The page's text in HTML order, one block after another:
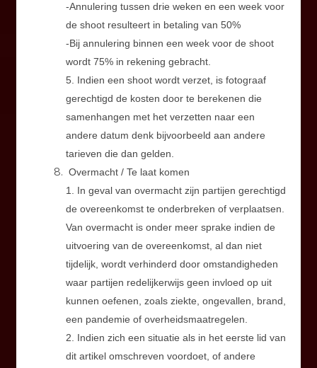
-Annulering tussen drie weken en een week voor
de shoot resulteert in betaling van 50%
-Bij annulering binnen een week voor de shoot
wordt 75% in rekening gebracht.
5. Indien een shoot wordt verzet, is fotograaf
gerechtigd de kosten door te berekenen die
samenhangen met het verzetten naar een
andere datum denk bijvoorbeeld aan andere
tarieven die dan gelden.
Overmacht / Te laat komen
1. In geval van overmacht zijn partijen gerechtigd
de overeenkomst te onderbreken of verplaatsen.
Van overmacht is onder meer sprake indien de
uitvoering van de overeenkomst, al dan niet
tijdelijk, wordt verhinderd door omstandigheden
waar partijen redelijkerwijs geen invloed op uit
kunnen oefenen, zoals ziekte, ongevallen, brand,
een pandemie of overheidsmaatregelen.
2. Indien zich een situatie als in het eerste lid van
dit artikel omschreven voordoet, of andere